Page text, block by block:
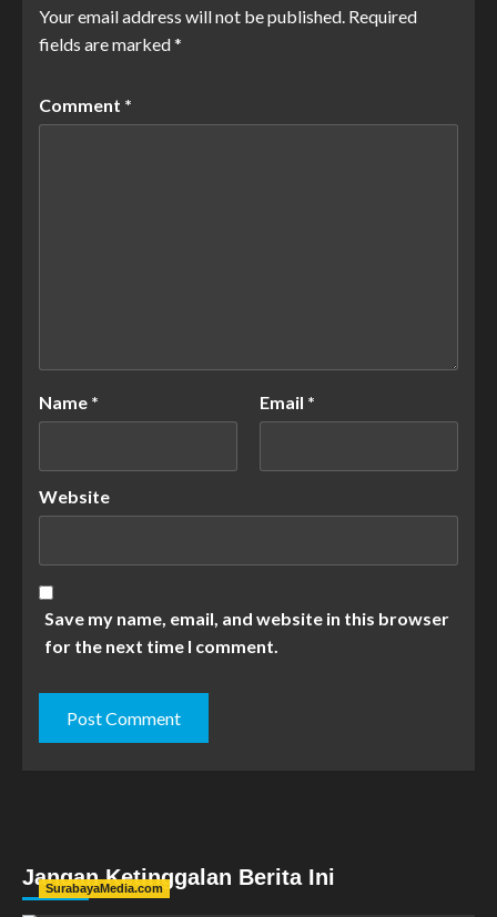
Your email address will not be published. Required
fields are marked*
Comment *
Name * Email *
Website
Save my name, email, and website in this browser
for the next time I comment.
Jangan Ketinggalan Berita Ini
SurabayaMedia.com